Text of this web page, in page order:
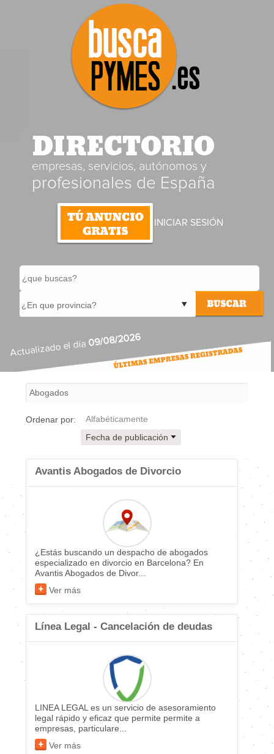
DIRECTORIO
empresas, servicios, autónomos y
profesionales de España
INICIAR SESIÓN
Actualizado el día09/08/2026
Ordenar por:
Alfabéticamente
Fecha de publicación
Avantis Abogados de Divorcio
¿Estás buscando un despacho de abogados
especializado en divorcio en Barcelona? En
Avantis Abogados de Divor...
Ver más
Línea Legal - Cancelación de deudas
LINEA LEGAL es un servicio de asesoramiento
legal rápido y eficaz que permite permite a
empresas, particulare...
Ver más